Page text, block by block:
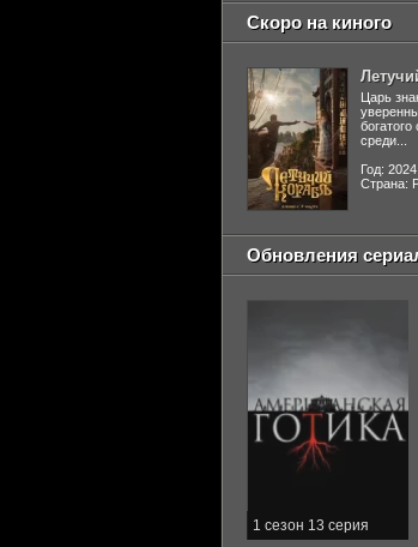
Скоро на киного
Царь
среди...
Год: 2024
Страна:
Обновления
1 сезон 13 серия